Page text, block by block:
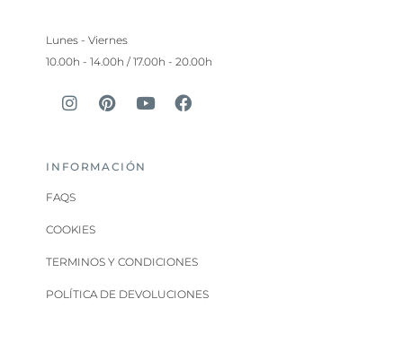
Lunes - Viernes
10.00h - 14.00h / 17.00h - 20.00h
INFORMACIÓN
FAQS
COOKIES
TERMINOS Y CONDICIONES
POLÍTICA DE DEVOLUCIONES